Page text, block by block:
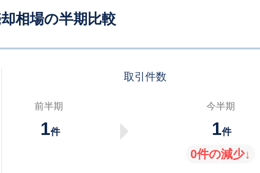
相場の半期比較
取引件数
前半期
1件
今半期
1件
0件の減少↓